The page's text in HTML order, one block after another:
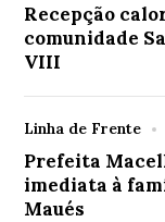
Recepção
comunidade
VIII
Linha de Frente
Prefeita
imediata à
Maués